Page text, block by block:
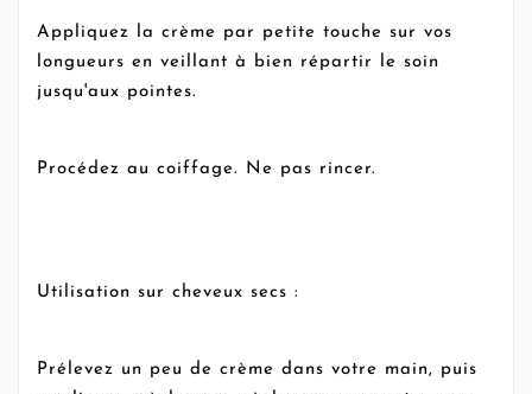
Appliquez la crème par petite touche sur vos
longueurs en veillant à bien répartir le soin
jusqu'aux pointes.
Procédez au coiffage. Ne pas rincer.
Utilisation sur cheveux secs :
Prélevez un peu de crème dans votre main, puis